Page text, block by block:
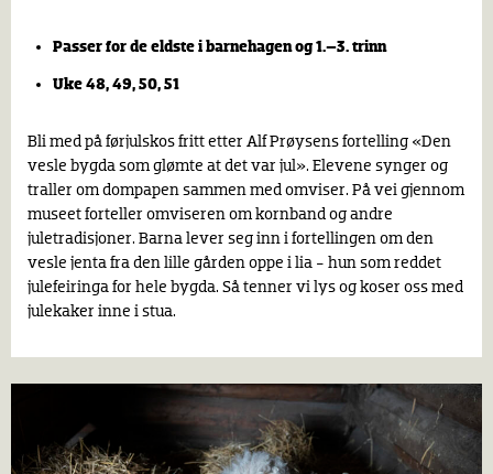
Passer for de eldste i barnehagen og1.–3. trinn
Uke 48, 49, 50, 51
Bli med på førjulskos fritt etter Alf Prøysens fortelling «Den
vesle bygda som glømte at det var jul». Elevene synger og
traller om dompapen sammen med omviser. På vei gjennom
museet forteller omviseren om kornband og andre
juletradisjoner. Barna lever seg inn i fortellingen om den
vesle jenta fra den lille gården oppe i lia - hun som reddet
julefeiringa for hele bygda. Så tenner vi lys og koser oss med
julekaker inne i stua.